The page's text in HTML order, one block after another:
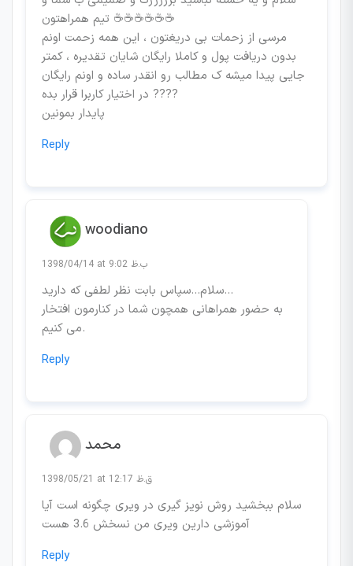
تیم همراهتون ☕☕☕☕☕☕
مرسی از زحمات بی دریغتون ، این همه زحمت اونم
بدون دریافت پول و کاملا رایگان شایان تقدیره ، کمتر
جایی پیدا میشه ک مطالب رو انقدر ساده و اونم رایگان
در اختیار کاربرا قرار بده ????
پایدار بمونین
Reply
woodiano
1398/04/14 at 9:02 ب.ظ
سلام…سپاس بابت نظر لطفی که دارید…
به حضور همراهانی همچون شما در کنارمون افتخار
می کنیم.
Reply
محمد
1398/05/21 at 12:17 ق.ظ
سلام ببخشید روش نویز گیری در ویری چگونه است آیا
آموزشی دارین ویری من نسخش 3.6 هست
Reply